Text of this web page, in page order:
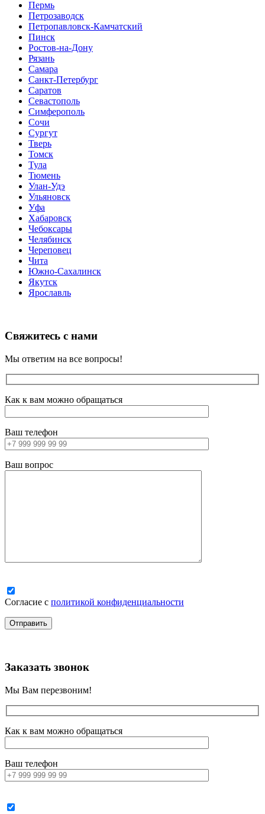
Пермь
Петрозаводск
Петропавловск-Камчатский
Пинск
Ростов-на-Дону
Рязань
Самара
Санкт-Петербург
Саратов
Севастополь
Симферополь
Сочи
Сургут
Тверь
Томск
Тула
Тюмень
Улан-Удэ
Ульяновск
Уфа
Хабаровск
Чебоксары
Челябинск
Череповец
Чита
Южно-Сахалинск
Якутск
Ярославль
Свяжитесь с нами
Мы ответим на все вопросы!
Как к вам можно обращаться
Ваш телефон
Ваш вопрос
Согласие с политикой конфиденциальности
Заказать звонок
Мы Вам перезвоним!
Как к вам можно обращаться
Ваш телефон